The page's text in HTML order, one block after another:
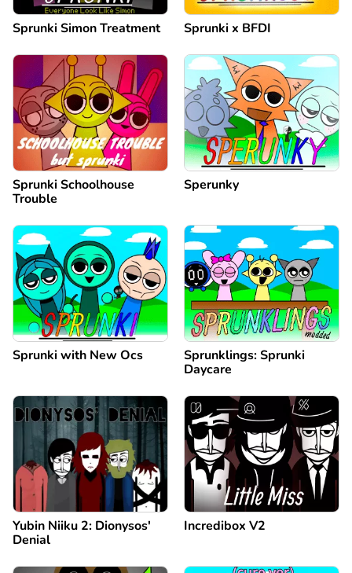
Sprunki Simon Treatment Sprunki x BFDI
Sprunki Schoolhouse
Trouble
Sperunky
Sprunki with New Ocs
Sprunklings: Sprunki
Daycare
Yubin Niiku 2: Dionysos'
Denial
Incredibox V2